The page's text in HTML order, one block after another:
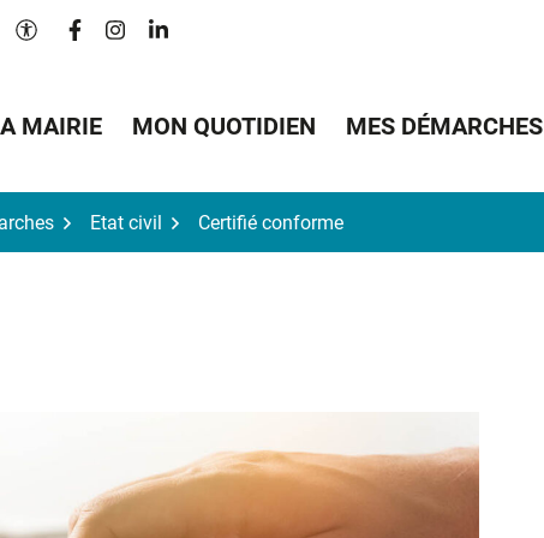
Paramètres d'accessibilité
Lien vers le compte Facebook
Lien vers le compte Instagram
Lien vers le compte Linkedin
MAIRIE MON QUOTIDIEN MES DÉMARCHES
Etat civil Certifié conforme